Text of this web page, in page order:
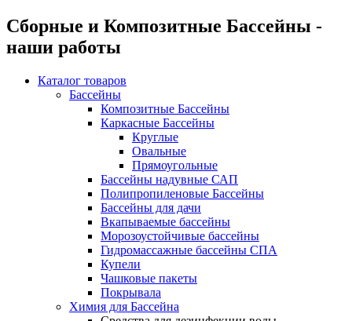
Сборные и Композитные Бассейны -
наши работы
Каталог товаров
Бассейны
Композитные Бассейны
Каркасные Бассейны
Круглые
Овальные
Прямоугольные
Бассейны надувные САП
Полипропиленовые Бассейны
Бассейны для дачи
Вкапываемые бассейны
Морозоустойчивые бассейны
Гидромассажные бассейны СПА
Купели
Чашковые пакеты
Покрывала
Химия для Бассейна